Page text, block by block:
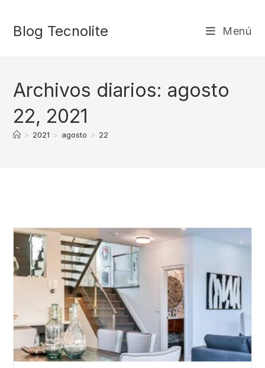
contenido
Blog Tecnolite Menú
Archivos diarios: agosto
22, 2021
> 2021 > agosto > 22